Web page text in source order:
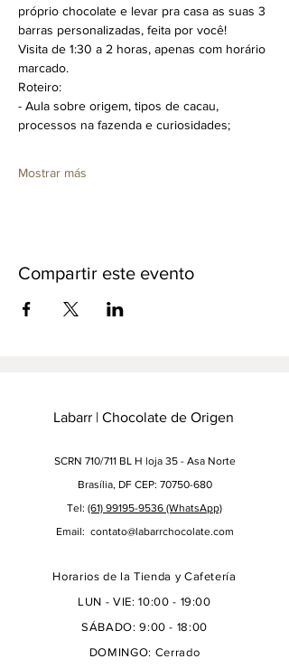
próprio chocolate e levar pra casa as suas 3
barras personalizadas, feita por você!
Visita de 1:30 a 2 horas, apenas com horário
marcado.
Roteiro:
- Aula sobre origem, tipos de cacau,
processos na fazenda e curiosidades;
Mostrar más
Compartir este evento
Labarr | Chocolate de Origen
SCRN 710/711 BL H loja 35 - Asa Norte
Brasília, DF CEP: 70750-680
Tel: (61) 99195-9536 (WhatsApp)
Email: contato@labarrchocolate.com
Horarios de la Tienda y Cafetería
LUN - VIE: 10:00 - 19:00
SÁBADO: 9:00 - 18:00
DOMINGO: Cerrado